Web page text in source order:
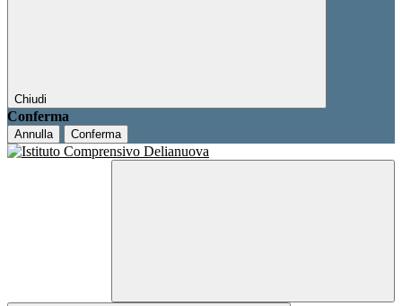
Chiudi
Conferma
Annulla Conferma